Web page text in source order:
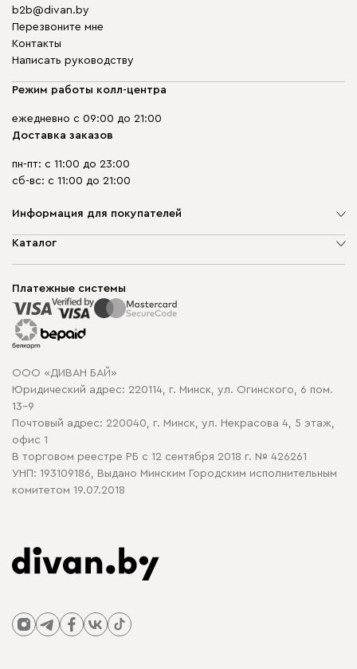
b2b@divan.by
Перезвоните мне
Контакты
Написать руководству
Режим работы колл-центра
ежедневно с 09:00 до 21:00
Доставка заказов
пн-пт: с 11:00 до 23:00
сб-вс: с 11:00 до 21:00
Информация для покупателей
О компании
Способы оплаты
Рассрочка и кредит
Гарантия
Карта сайта
Политика конфиденциальности
Политика в отношении обработки cookie
Каталог
Корпусная мебель
Распродажа мебели
Платежные системы
ООО «ДИВАН БАЙ»
Юридический адрес: 220114, г. Минск, ул. Огинского, 6 пом.
13-9
Почтовый адрес: 220040, г. Минск, ул. Некрасова 4, 5 этаж,
офис 1
В торговом реестре РБ с 12 сентября 2018 г. № 426261
УНП: 193109186, Выдано Минским Городским исполнительным
комитетом 19.07.2018